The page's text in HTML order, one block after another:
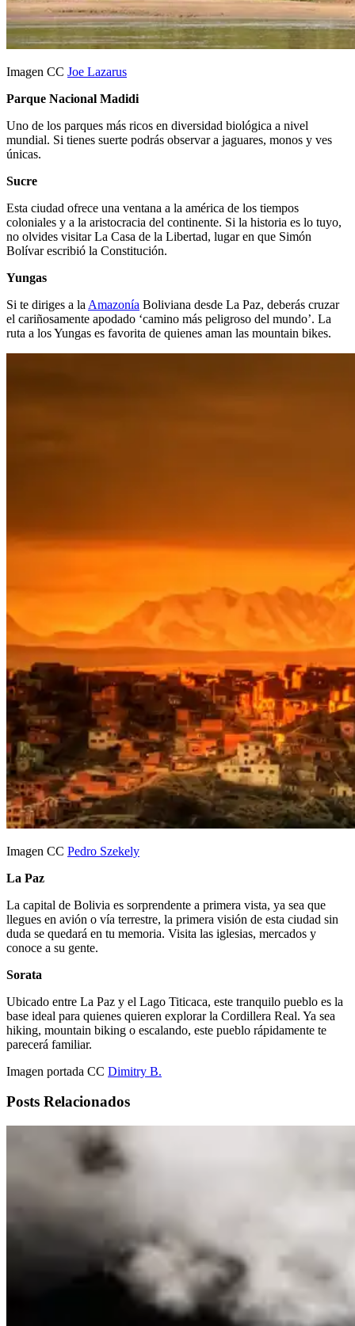
Imagen CC Joe Lazarus
Parque Nacional Madidi
Uno de los parques más ricos en diversidad biológica a nivel
mundial. Si tienes suerte podrás observar a jaguares, monos y ves
únicas.
Sucre
Esta ciudad ofrece una ventana a la américa de los tiempos
coloniales y a la aristocracia del continente. Si la historia es lo tuyo,
no olvides visitar La Casa de la Libertad, lugar en que Simón
Bolívar escribió la Constitución.
Yungas
Si te diriges a la Amazonía Boliviana desde La Paz, deberás cruzar
el cariñosamente apodado ‘camino más peligroso del mundo’. La
ruta a los Yungas es favorita de quienes aman las mountain bikes.
Imagen CC Pedro Szekely
La Paz
La capital de Bolivia es sorprendente a primera vista, ya sea que
llegues en avión o vía terrestre, la primera visión de esta ciudad sin
duda se quedará en tu memoria. Visita las iglesias, mercados y
conoce a su gente.
Sorata
Ubicado entre La Paz y el Lago Titicaca, este tranquilo pueblo es la
base ideal para quienes quieren explorar la Cordillera Real. Ya sea
hiking, mountain biking o escalando, este pueblo rápidamente te
parecerá familiar.
Imagen portada CC Dimitry B.
Posts Relacionados